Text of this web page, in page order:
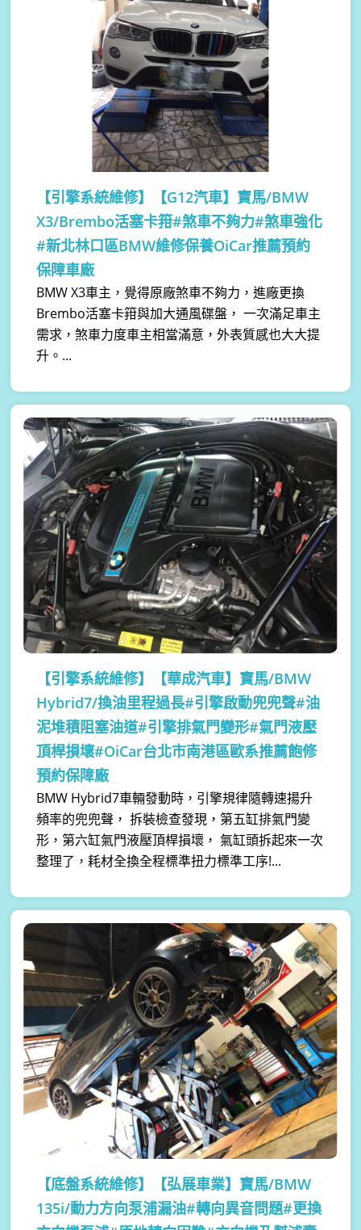
【引擎系統維修】
【G12汽車】寶馬/BMW
X3/Brembo活塞卡箝#煞車不夠力#煞車強化
#新北林口區BMW維修保養OiCar推薦預約
保障車廠
BMW X3車主，覺得原廠煞車不夠力，進廠更換
Brembo活塞卡箝與加大通風碟盤， 一次滿足車主
需求，煞車力度車主相當滿意，外表質感也大大提
升。...
【引擎系統維修】
【華成汽車】寶馬/BMW
Hybrid7/換油里程過長#引擎啟動兜兜聲#油
泥堆積阻塞油道#引擎排氣門變形#氣門液壓
頂桿損壞#OiCar台北市南港區歐系推薦飽修
預約保障廠
BMW Hybrid7車輛發動時，引擎規律隨轉速揚升
頻率的兜兜聲， 拆裝檢查發現，第五缸排氣門變
形，第六缸氣門液壓頂桿損壞， 氣缸頭拆起來一次
整理了，耗材全換全程標準扭力標準工序!...
【底盤系統維修】
【弘展車業】寶馬/BMW
135i/動力方向泵浦漏油#轉向異音問題#更換